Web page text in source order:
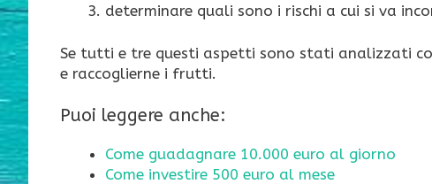
determinare quali sono i rischi a cui si va
Se tutti e tre questi aspetti sono stati analizzati
e raccoglierne i frutti.
Puoi leggere anche:
Come guadagnare 10.000 euro al giorno
Come investire 500 euro al mese